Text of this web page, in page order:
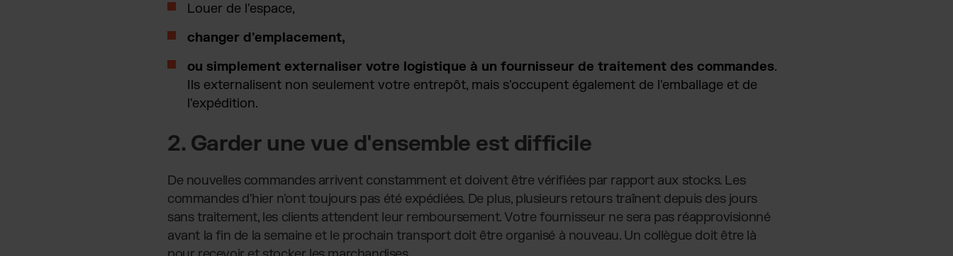
Louer de l'espace,
changer d'emplacement,
ou simplement externaliser votre logistique à un fournisseur de traitement des commandes.
Ils externalisent non seulement votre entrepôt, mais s'occupent également de l'emballage et de
l'expédition.
2. Garder une vue d'ensemble est difficile
De nouvelles commandes arrivent constamment et doivent être vérifiées par rapport aux stocks. Les
commandes d'hier n'ont toujours pas été expédiées. De plus, plusieurs retours traînent depuis des jours
sans traitement, les clients attendent leur remboursement. Votre fournisseur ne sera pas réapprovisionné
avant la fin de la semaine et le prochain transport doit être organisé à nouveau. Un collègue doit être là